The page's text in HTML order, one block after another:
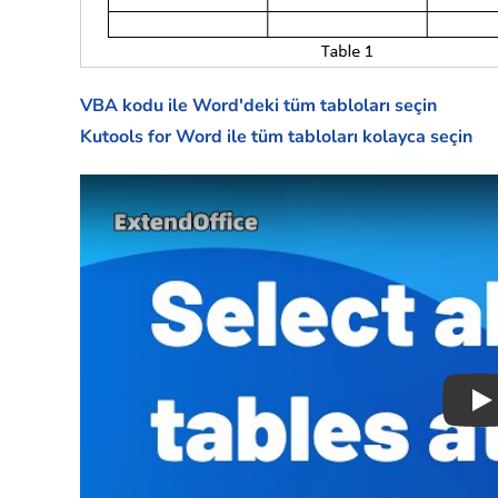
VBA kodu ile Word'deki tüm tabloları seçin
Kutools for Word ile tüm tabloları kolayca seçin